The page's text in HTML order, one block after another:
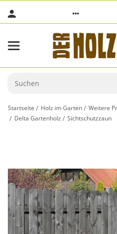
Startseite Holz im Garten
Weitere
Delta Gartenholz
Sichtschutzzaun